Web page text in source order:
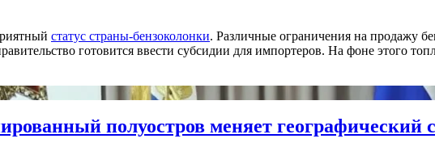
статус страны-бензоколонки. Различные ограничения на продажу
готовится ввести субсидии для импортеров. На фоне этого
полуостров меняет географический